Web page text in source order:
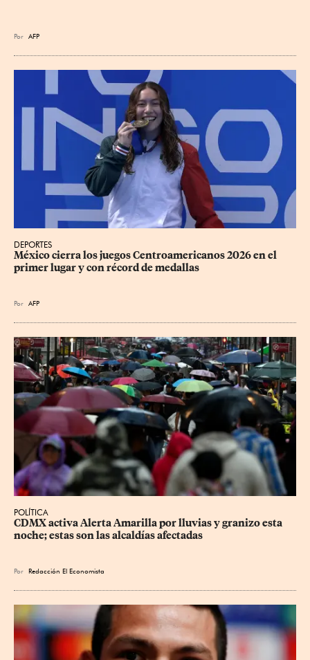
Por AFP
DEPORTES
México cierra los juegos Centroamericanos 2026 en el
primer lugar y con récord de medallas
Por AFP
POLÍTICA
CDMX activa Alerta Amarilla por lluvias y granizo esta
noche; estas son las alcaldías afectadas
Por Redacción El Economista